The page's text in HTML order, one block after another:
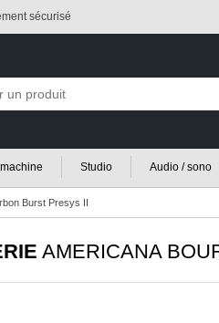
sécurisé
Studio Audio / sono
Burst Presys II
AMERICANA